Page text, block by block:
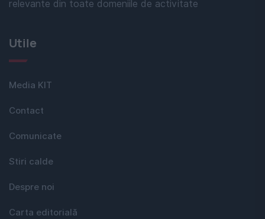
relevante din toate domeniile de activitate
Utile
Media KIT
Contact
Comunicate
Stiri calde
Despre noi
Carta editorială